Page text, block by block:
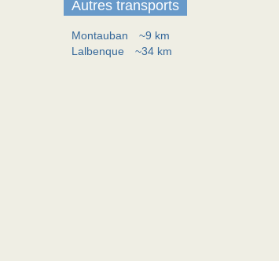
Autres transports
Montauban
~9 km
Lalbenque
~34 km